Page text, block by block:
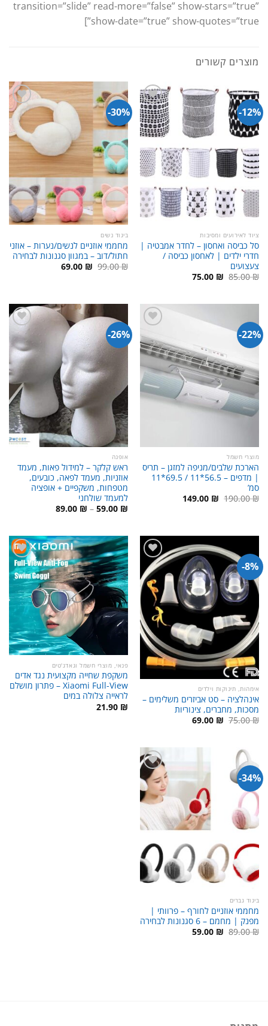
transition=”slide” read-more=”false” show-stars=”true”
show-date=”true” show-quotes=”true”]
מוצרים קשורים
12%-
ציוד לאירועים ומסיבות
סל כביסה ואחסון – לחדר אמבטיה |
חדרי ילדים | לאחסון כביסה /
צעצועים
85.00₪ המחיר
המקורי
75.00 ₪ המחיר
הנוכחי
30%-
ביגוד נשים
מחממי אוזניים לנשים/נערות – אוזני
חתול/דוב – במגוון סגנונות לבחירה
99.00₪ המחיר
המקורי
69.00 ₪ המחיר
22%-
מוצרי חשמל
הארכת שלבים/מניפה למזגן – תריס
| מדפים – 56.5*11 / 69.5*11
סמ’
190.00₪ המחיר
המקורי
149.00 ₪ המחיר
26%-
אופנה
ראש קלקר – למידול פאות, מעמד
אוזניות, מעמד לפאה, כובעים,
מטפחות, משקפיים + אופציה
למעמד שולחני
59.00 ₪
–
89.00 ₪ טווח
מחירים:
⁦89.00 ₪⁩
8%-
אימהות, תינוקות וילדים
אינהלציה – סט אביזרים משלימים –
מסכות, מחברים, צינוריות
75.00₪ המחיר69.00 ₪ המחיר
פנאי, מוצרי חשמל וגאדג'טים
משקפת שחייה מקצועית נגד אדים
Xiaomi Full-View – פתרון מושלם
לראייה צלולה במים
21.90 ₪
34%-
ביגוד גברים
מחממי אוזניים לחורף – פרוותי |
מפנק | מחמם – 6 סגנונות לבחירה
89.00₪ המחיר59.00 ₪ המחיר